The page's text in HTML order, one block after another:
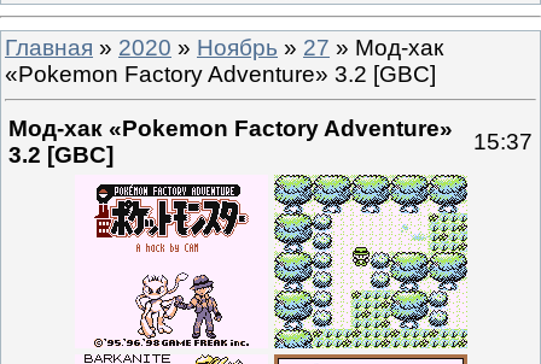
Главная » 2020 » Ноябрь » 27 » Мод-хак
«Pokemon Factory Adventure» 3.2 [GBC]
Мод-хак «Pokemon Factory Adventure»
3.2 [GBC]
15:37